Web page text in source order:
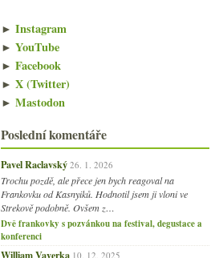
► Instagram
► YouTube
► Facebook
► X (Twitter)
► Mastodon
Poslední komentáře
Pavel Raclavský 26. 1. 2026
Trochu pozdě, ale přece jen bych reagoval na
Frankovku od Kasnyiků. Hodnotil jsem ji vloni ve
Strekově podobně. Ovšem z…
Dvě frankovky s pozvánkou na festival, degustace a
konferenci
William Vaverka 10. 12. 2025